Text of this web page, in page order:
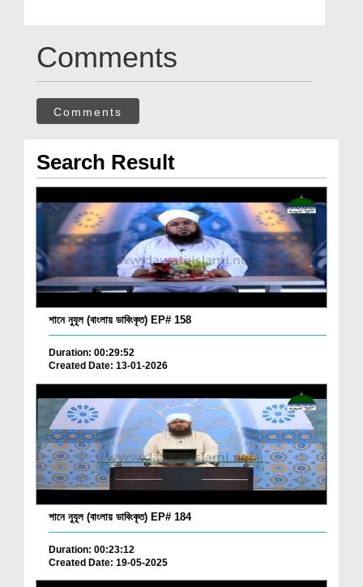
Comments
Comments
Search Result
শানে নুযূল (বাংলায় ডাবিংকৃত) EP# 158
Duration: 00:29:52
Created Date: 13-01-2026
শানে নুযূল (বাংলায় ডাবিংকৃত) EP# 184
Duration: 00:23:12
Created Date: 19-05-2025